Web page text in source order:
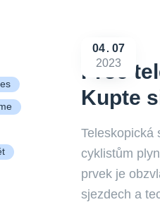
Proč
Kupte
04 07
2023
Teleskopická
cyklistům
prvek je
sjezdech a